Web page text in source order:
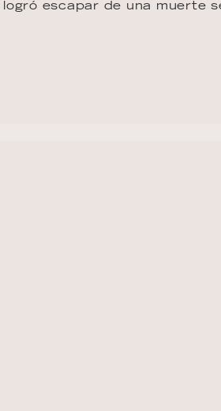
escapar de una muerte